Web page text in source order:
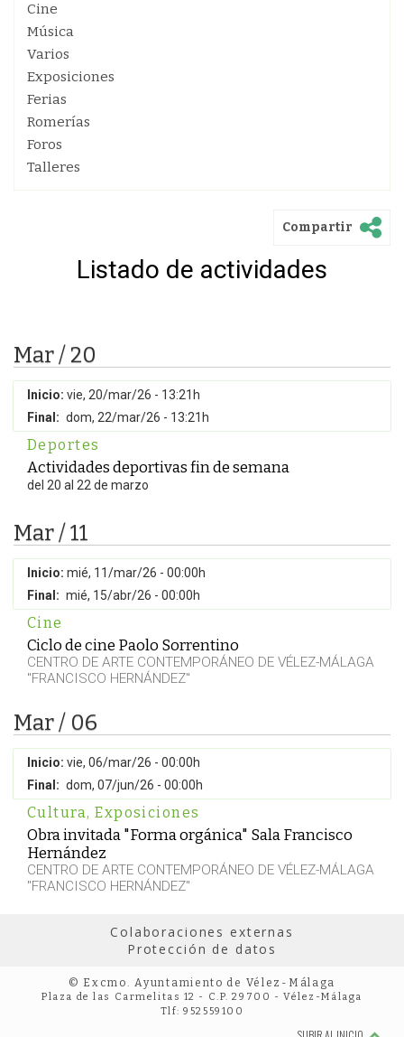
Cine
Música
Varios
Exposiciones
Ferias
Romerías
Foros
Talleres
Compartir
Listado de actividades
Mar / 20
Inicio: vie, 20/mar/26 - 13:21h
Final: dom, 22/mar/26 - 13:21h
Deportes
Actividades deportivas fin de semana
del 20 al 22 de marzo
Mar / 11
Inicio: mié, 11/mar/26 - 00:00h
Final: mié, 15/abr/26 - 00:00h
Cine
Ciclo de cine Paolo Sorrentino
CENTRO DE ARTE CONTEMPORÁNEO DE VÉLEZ-MÁLAGA
"FRANCISCO HERNÁNDEZ"
Mar / 06
Inicio: vie, 06/mar/26 - 00:00h
Final: dom, 07/jun/26 - 00:00h
Cultura, Exposiciones
Obra invitada "Forma orgánica" Sala Francisco
Hernández
CENTRO DE ARTE CONTEMPORÁNEO DE VÉLEZ-MÁLAGA
"FRANCISCO HERNÁNDEZ"
Colaboraciones externas
Protección de datos
© Excmo. Ayuntamiento de Vélez-Málaga
Plaza de las Carmelitas 12 - C.P. 29700 - Vélez-Málaga
Tlf: 952559100